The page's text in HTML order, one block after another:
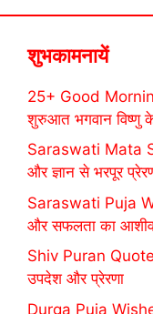
शुभकामनायें
25+ Good
शुरुआत भगवान विष्णु
Saraswati Mata
और ज्ञान से भरपूर
Saraswati Puja
और सफलता का
Shiv Puran
उपदेश और प्रेरणा
Durga Puja